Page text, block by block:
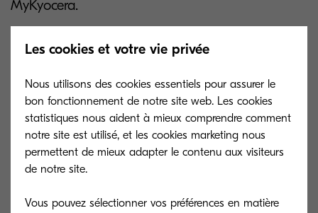
MyKyocera.
Choisissez votre modèle (ex. TASKalfa
2554ci)
Ajoutez les options souhaitées :
fonctionnalités, chargeur de
documents, magasin papier, finition,
connectivité et stockage
Générez un PDF récapitulatif de votre
configuration
Les cookies et votre vie privée
Nous utilisons des cookies essentiels pour assurer le
bon fonctionnement de notre site web. Les cookies
statistiques nous aident à mieux comprendre comment
notre site est utilisé, et les cookies marketing nous
permettent de mieux adapter le contenu aux visiteurs
de notre site.
Vous pouvez sélectionner vos préférences en matière